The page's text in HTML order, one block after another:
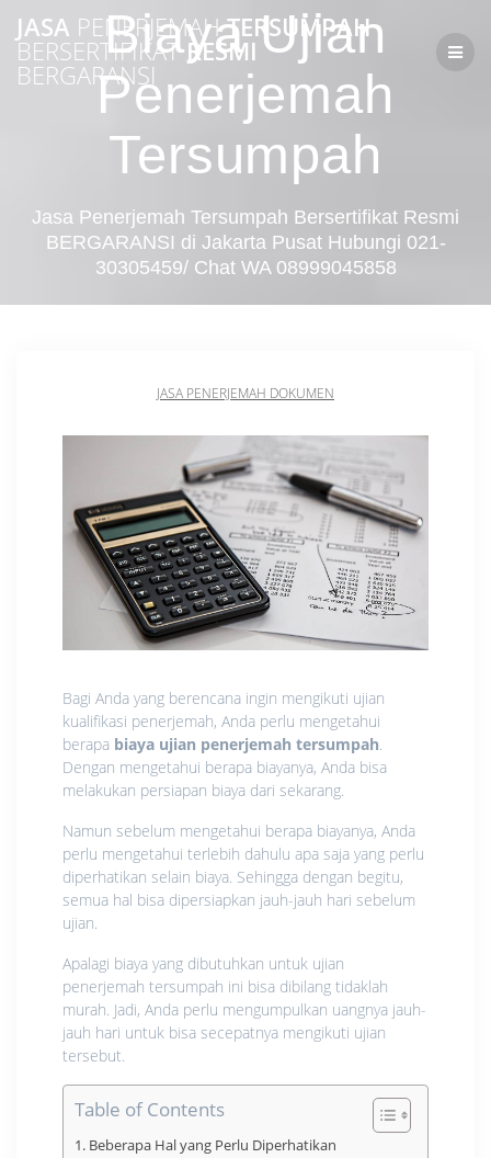
Skip
to
content
JASA PENERJEMAHTERSUMPAH
BERSERTIFIKATRESMI
BERGARANSI
Biaya Ujian
Penerjemah
Tersumpah
Jasa Penerjemah Tersumpah Bersertifikat Resmi
BERGARANSI di Jakarta Pusat Hubungi 021-
30305459/ Chat WA 08999045858
JASA PENERJEMAH DOKUMEN
Bagi Anda yang berencana ingin mengikuti ujian
kualifikasi penerjemah, Anda perlu mengetahui
berapa biaya ujian penerjemah tersumpah.
Dengan mengetahui berapa biayanya, Anda bisa
melakukan persiapan biaya dari sekarang.
Namun sebelum mengetahui berapa biayanya, Anda
perlu mengetahui terlebih dahulu apa saja yang perlu
diperhatikan selain biaya. Sehingga dengan begitu,
semua hal bisa dipersiapkan jauh-jauh hari sebelum
ujian.
Apalagi biaya yang dibutuhkan untuk ujian
penerjemah tersumpah ini bisa dibilang tidaklah
murah. Jadi, Anda perlu mengumpulkan uangnya jauh-
jauh hari untuk bisa secepatnya mengikuti ujian
tersebut.
Table of Contents
Beberapa Hal yang Perlu Diperhatikan